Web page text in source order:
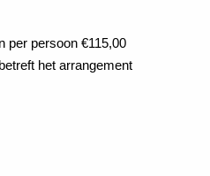
per persoon €115,00
het arrangement